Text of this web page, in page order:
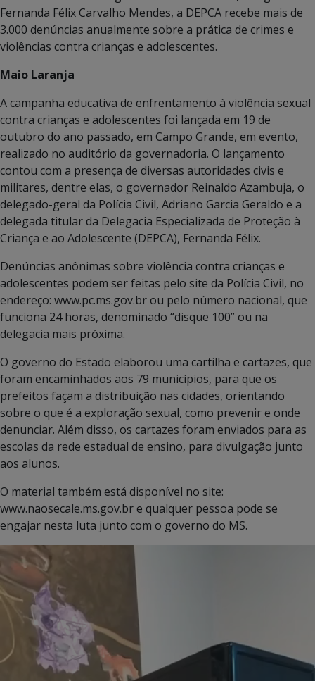
Fernanda Félix Carvalho Mendes, a DEPCA recebe mais de
3.000 denúncias anualmente sobre a prática de crimes e
violências contra crianças e adolescentes.
Maio Laranja
A campanha educativa de enfrentamento à violência sexual
contra crianças e adolescentes foi lançada em 19 de
outubro do ano passado, em Campo Grande, em evento,
realizado no auditório da governadoria. O lançamento
contou com a presença de diversas autoridades civis e
militares, dentre elas, o governador Reinaldo Azambuja, o
delegado-geral da Polícia Civil, Adriano Garcia Geraldo e a
delegada titular da Delegacia Especializada de Proteção à
Criança e ao Adolescente (DEPCA), Fernanda Félix.
Denúncias anônimas sobre violência contra crianças e
adolescentes podem ser feitas pelo site da Polícia Civil, no
endereço: www.pc.ms.gov.br ou pelo número nacional, que
funciona 24 horas, denominado “disque 100” ou na
delegacia mais próxima.
O governo do Estado elaborou uma cartilha e cartazes, que
foram encaminhados aos 79 municípios, para que os
prefeitos façam a distribuição nas cidades, orientando
sobre o que é a exploração sexual, como prevenir e onde
denunciar. Além disso, os cartazes foram enviados para as
escolas da rede estadual de ensino, para divulgação junto
aos alunos.
O material também está disponível no site:
www.naosecale.ms.gov.br e qualquer pessoa pode se
engajar nesta luta junto com o governo do MS.
Tocador
vídeo